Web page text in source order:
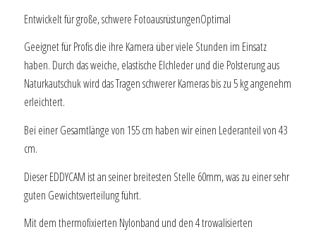
Entwickelt für große, schwere FotoausrüstungenOptimal
Geeignet für Profis die ihre Kamera über viele Stunden im Einsatz
haben. Durch das weiche, elastische Elchleder und die Polsterung aus
Naturkautschuk wird das Tragen schwerer Kameras bis zu 5 kg angenehm
erleichtert.
Bei einer Gesamtlänge von 155 cm haben wir einen Lederanteil von 43
cm.
Dieser EDDYCAM ist an seiner breitesten Stelle 60mm, was zu einer sehr
guten Gewichtsverteilung führt.
Mit dem thermofixierten Nylonband und den 4 trowalisierten